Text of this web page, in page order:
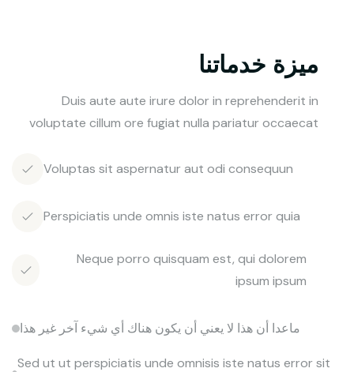
ميزة خدماتنا
Duis aute aute irure dolor in reprehenderit in
voluptate cillum ore fugiat nulla pariatur occaecat
Voluptas sit aspernatur aut odi consequun
Perspiciatis unde omnis iste natus error quia
Neque porro quisquam est, qui dolorem
ipsum ipsum
ماعدا أن هذا لا يعني أن يكون هناك أي شيء آخر غير هذا
Sed ut ut perspiciatis unde omnisis iste natus error sit